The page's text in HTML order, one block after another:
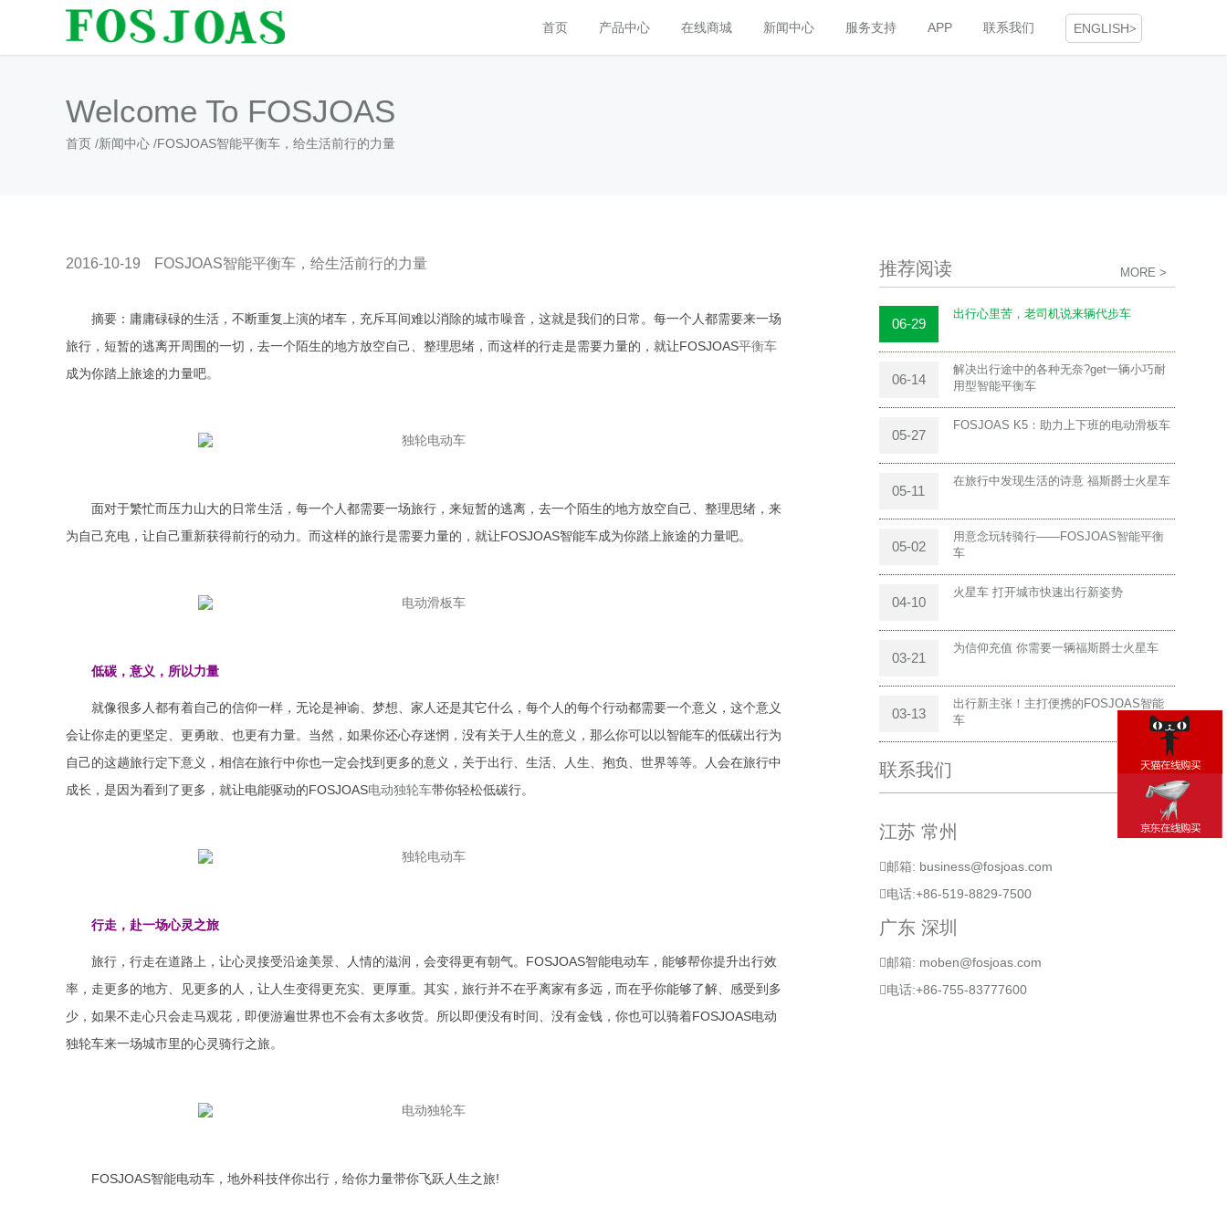
首页 产品中心 在线商城 新闻中心 服务支持 APP 联系我们 ENGLISH>
Welcome To FOSJOAS
首页 /新闻中心 /FOSJOAS智能平衡车，给生活前行的力量
2016-10-19 FOSJOAS智能平衡车，给生活前行的力量
摘要：庸庸碌碌的生活，不断重复上演的堵车，充斥耳间难以消除的城市噪音，这就是我们的日常。每一个人都需要来一场
旅行，短暂的逃离开周围的一切，去一个陌生的地方放空自己、整理思绪，而这样的行走是需要力量的，就让FOSJOAS平衡车
成为你踏上旅途的力量吧。
面对于繁忙而压力山大的日常生活，每一个人都需要一场旅行，来短暂的逃离，去一个陌生的地方放空自己、整理思绪，来
为自己充电，让自己重新获得前行的动力。而这样的旅行是需要力量的，就让FOSJOAS智能车成为你踏上旅途的力量吧。
低碳，意义，所以力量
就像很多人都有着自己的信仰一样，无论是神谕、梦想、家人还是其它什么，每个人的每个行动都需要一个意义，这个意义
会让你走的更坚定、更勇敢、也更有力量。当然，如果你还心存迷惘，没有关于人生的意义，那么你可以以智能车的低碳出行为
自己的这趟旅行定下意义，相信在旅行中你也一定会找到更多的意义，关于出行、生活、人生、抱负、世界等等。人会在旅行中
成长，是因为看到了更多，就让电能驱动的FOSJOAS电动独轮车带你轻松低碳行。
行走，赴一场心灵之旅
旅行，行走在道路上，让心灵接受沿途美景、人情的滋润，会变得更有朝气。FOSJOAS智能电动车，能够帮你提升出行效
率，走更多的地方、见更多的人，让人生变得更充实、更厚重。其实，旅行并不在乎离家有多远，而在乎你能够了解、感受到多
少，如果不走心只会走马观花，即便游遍世界也不会有太多收货。所以即便没有时间、没有金钱，你也可以骑着FOSJOAS电动
独轮车来一场城市里的心灵骑行之旅。
FOSJOAS智能电动车，地外科技伴你出行，给你力量带你飞跃人生之旅!
MORE >
推荐阅读
出行心里苦，老司机说来辆代步车
06-29
解决出行途中的各种无奈?get一辆小巧耐
用型智能平衡车
06-14
FOSJOAS K5：助力上下班的电动滑板车
05-27
在旅行中发现生活的诗意 福斯爵士火星车
05-11
用意念玩转骑行——FOSJOAS智能平衡
车
05-02
火星车 打开城市快速出行新姿势
04-10
为信仰充值 你需要一辆福斯爵士火星车
03-21
出行新主张！主打便携的FOSJOAS智能
车
03-13
联系我们
江苏 常州
邮箱: business@fosjoas.com
电话:+86-519-8829-7500
广东 深圳
邮箱: moben@fosjoas.com
电话:+86-755-83777600